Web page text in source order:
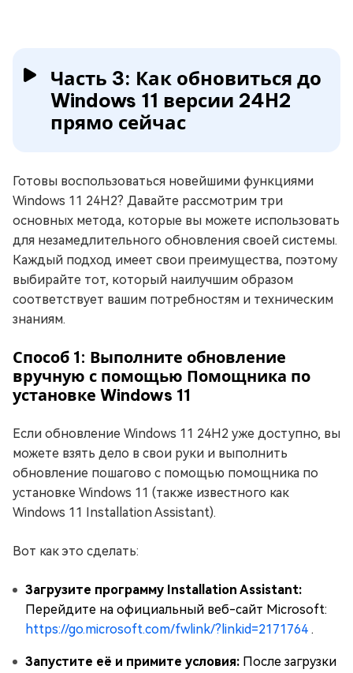
Часть 3: Как обновиться до
Windows 11 версии 24H2
прямо сейчас
Готовы воспользоваться новейшими функциями
Windows 11 24H2? Давайте рассмотрим три
основных метода, которые вы можете использовать
для незамедлительного обновления своей системы.
Каждый подход имеет свои преимущества, поэтому
выбирайте тот, который наилучшим образом
соответствует вашим потребностям и техническим
знаниям.
Способ 1: Выполните обновление
вручную с помощью Помощника по
установке Windows 11
Если обновление Windows 11 24H2 уже доступно, вы
можете взять дело в свои руки и выполнить
обновление пошагово с помощью помощника по
установке Windows 11 (также известного как
Windows 11 Installation Assistant).
Вот как это сделать:
Загрузите программу Installation Assistant:
Перейдите на официальный веб-сайт Microsoft:
https://go.microsoft.com/fwlink/?linkid=2171764 .
Запустите её и примите условия: После загрузки